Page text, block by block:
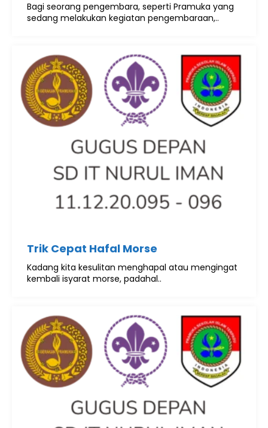
Bagi seorang pengembara, seperti Pramuka yang
sedang melakukan kegiatan pengembaraan,..
Trik Cepat Hafal Morse
Kadang kita kesulitan menghapal atau mengingat
kembali isyarat morse, padahal..